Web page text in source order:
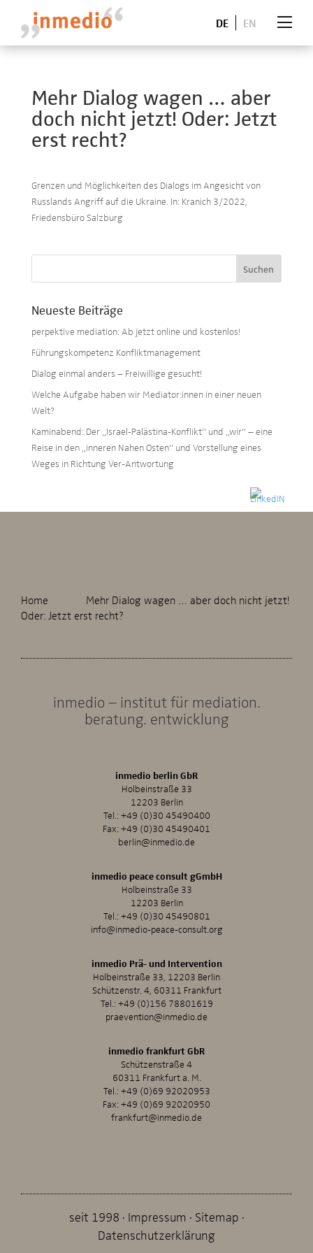
DE EN
Mehr Dialog wagen … aber
doch nicht jetzt! Oder: Jetzt
erst recht?
Grenzen und Möglichkeiten des Dialogs im Angesicht von
Russlands Angriff auf die Ukraine. In: Kranich 3/2022,
Friedensbüro Salzburg
Neueste Beiträge
perpektive mediation: Ab jetzt online und kostenlos!
Führungskompetenz Konfliktmanagement
Dialog einmal anders – Freiwillige gesucht!
Welche Aufgabe haben wir Mediator:innen in einer neuen
Welt?
Kaminabend: Der „Israel-Palästina-Konflikt“ und „wir“ – eine
Reise in den „inneren Nahen Osten“ und Vorstellung eines
Weges in Richtung Ver-Antwortung
Home
Mehr Dialog wagen … aber doch nicht jetzt!
Oder: Jetzt erst recht?
inmedio – institut für mediation.
beratung. entwicklung
inmedio berlin GbR
Holbeinstraße 33
12203 Berlin
Tel.:+49 (0)30 45490400
Fax: +49 (0)30 45490401
berlin@inmedio.de
inmedio peace consult gGmbH
Holbeinstraße 33
12203 Berlin
Tel.:+49 (0)30 45490801
info@inmedio-peace-consult.org
inmedio Prä- und Intervention
Holbeinstraße 33, 12203 Berlin
Schützenstr. 4, 60311 Frankfurt
Tel.:+49 (0)156 78801619
praevention@inmedio.de
inmedio frankfurt GbR
Schützenstraße 4
60311 Frankfurt a. M.
Tel.:+49 (0)69 92020953
Fax: +49 (0)69 92020950
frankfurt@inmedio.de
seit 1998 Impressum Sitemap
Datenschutzerklärung